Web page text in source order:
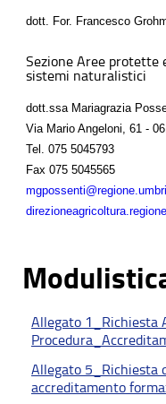
dott. For. Francesco
Sezione Aree protette
sistemi naturalistici
dott.ssa Mariagrazia
Via Mario Angeloni, 61 -
Tel. 075 5045793
Fax 075 5045565
Allegato 1_Richiesta
Allegato 5_Richiesta
accreditamento